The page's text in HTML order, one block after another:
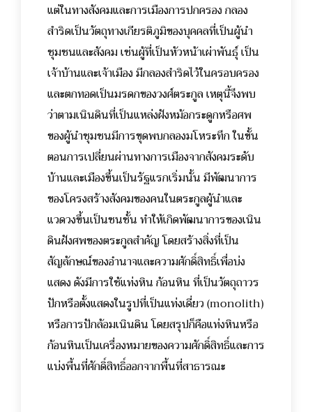
แต่ในทางสังคมและการเมืองการปกครอง กลอง
สำริดเป็นวัตถุทางเกียรติภูมิของบุคคลที่เป็นผู้นำ
ชุมชนและสังคม เช่นผู้ที่เป็นหัวหน้าเผ่าพันธุ์ เป็น
เจ้าบ้านและเจ้าเมือง มีกลองสำริดไว้ในครอบครอง
และตกทอดเป็นมรดกของวงศ์ตระกูล เหตุนี้จึงพบ
ว่าตามเนินดินที่เป็นแหล่งฝังหม้อกระดูกหรือศพ
ของผู้นำชุมชนมีการขุดพบกลองมโหระทึก ในขั้น
ตอนการเปลี่ยนผ่านทางการเมืองจากสังคมระดับ
บ้านและเมืองขึ้นเป็นรัฐแรกเริ่มนั้น มีพัฒนาการ
ของโครงสร้างสังคมของคนในตระกูลผู้นำและ
แวดวงขึ้นเป็นชนชั้น ทำให้เกิดพัฒนาการของเนิน
ดินฝังศพของตระกูลสำคัญ โดยสร้างสิ่งที่เป็น
สัญลักษณ์ของอำนาจและความศักดิ์สิทธิ์เพื่อบ่ง
แสดง ดังมีการใช้แท่งหิน ก้อนหิน ที่เป็นวัตถุถาวร
ปักหรือตั้งแสดงในรูปที่เป็นแท่งเดี่ยว (monolith)
หรือการปักล้อมเนินดิน โดยสรุปก็คือแท่งหินหรือ
ก้อนหินเป็นเครื่องหมายของความศักดิ์สิทธิ์และการ
แบ่งพื้นที่ศักดิ์สิทธิ์ออกจากพื้นที่สาธารณะ